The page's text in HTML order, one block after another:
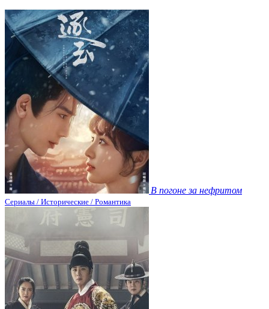
В погоне за нефритом
Сериалы / Исторические / Романтика